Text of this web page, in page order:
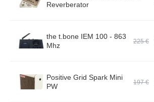
Reverberator
the t.bone IEM 100 - 863
Mhz
225 €
Positive Grid Spark Mini
PW
197 €